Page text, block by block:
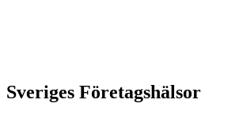
Sveriges Företagshälsor